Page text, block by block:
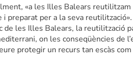
«a les Illes Balears reutilitzam
preparat per a la seva
les Illes Balears, la reutilització
on les conseqüències de
protegir un recurs tan escàs com